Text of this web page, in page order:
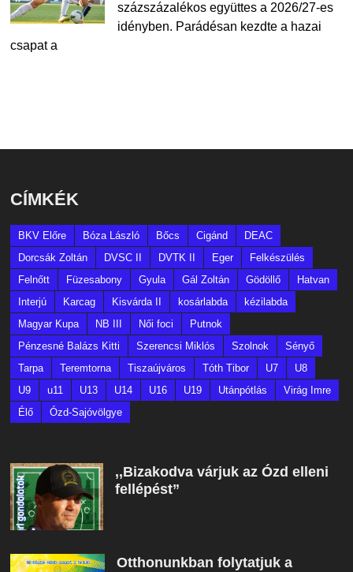
százszázalékos együttes a 2026/27-es
idényben. Parádésan kezdte a hazai
csapat a
CÍMKÉK
BKV Előre Bóza László Bőcs Cigánd
DEAC
Dorcsák Zoltán
DVSC II DVTK II Eger
Felkészülés
Felnőtt
Füzesabony Gyula Gál Zoltán Gödöllő
Hatvan
Interjú
Karcag Kisvárda II kosárlabda
kézilabda
Magyar Kupa
NB III Női foci
Putnok
Pénzesné Balázs Kitti
Szerencsi Miklós Szolnok
Sényő
Tarpa
Teremtorna Tiszaújváros Tóth Tibor U7
U8
U9
u11 U13 U14 U16 U19 Utánpótlás
Virág Imre
Élő
Ózd-Sajóvölgye
,,Bizakodva várjuk az Ózd elleni
fellépést”
Otthonunkban folytatjuk a